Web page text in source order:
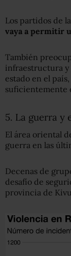
Los partidos de
vaya a permitir
También
infraestructura y
estado en el
suficientemente
5. La guerra y
El área oriental
guerra en las
Decenas de
desafío de
provincia de